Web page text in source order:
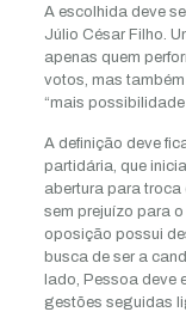
A escolhida deve
Júlio César Filho.
apenas quem
votos, mas
“mais
A definição deve
partidária, que
abertura para troca
sem prejuízo para
oposição possui
busca de ser a
lado, Pessoa deve
gestões seguidas